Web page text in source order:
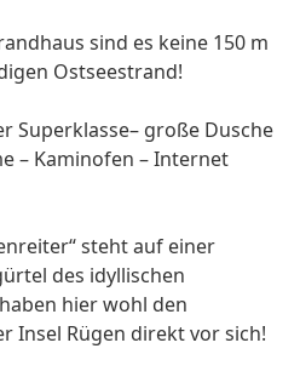
sind es keine 150 m
Ostseestrand!
Superklasse– große Dusche
– Kaminofen – Internet
steht auf einer
des idyllischen
hier wohl den
Insel Rügen direkt vor sich!